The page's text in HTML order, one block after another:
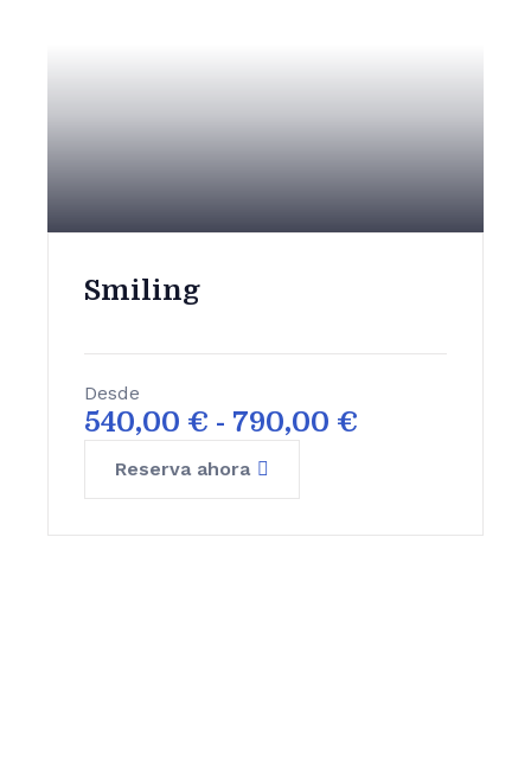
Smiling
Desde
540,00 € - 790,00 €
Reserva ahora